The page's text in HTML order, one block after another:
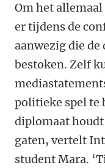
Om het
er tijdens de
aanwezig die de
bestoken. Zelf
politieke spel te
diplomaat
gaten, vertelt
student Mara.